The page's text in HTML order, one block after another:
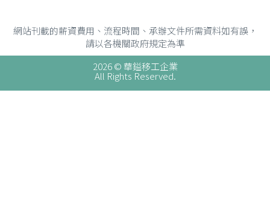
網站刊載的薪資費用、流程時間、承辦文件所需資料如有誤，
請以各機關政府規定為準
2026 © 華鎰移工企業
All Rights Reserved.